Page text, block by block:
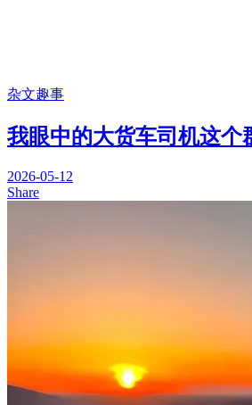
杂文趣事
我眼中的大货车司机这个
2026-05-12
Share